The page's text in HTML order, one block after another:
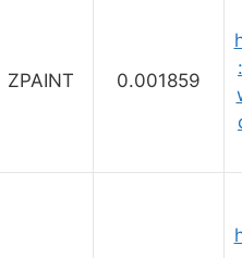
ZPAINT 0.001859